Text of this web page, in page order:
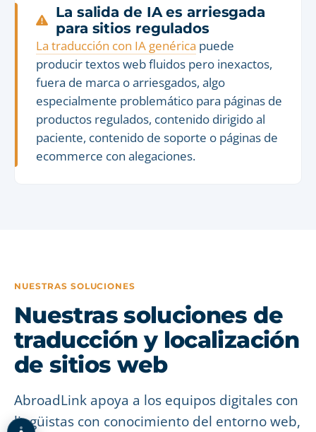
La salida de IA es arriesgada
para sitios regulados
La traducción con IA genérica puede
producir textos web fluidos pero inexactos,
fuera de marca o arriesgados, algo
especialmente problemático para páginas de
productos regulados, contenido dirigido al
paciente, contenido de soporte o páginas de
ecommerce con alegaciones.
NUESTRAS SOLUCIONES
Nuestras soluciones de
traducción y localización
de sitios web
AbroadLink apoya a los equipos digitales con
lingüistas con conocimiento del entorno web,